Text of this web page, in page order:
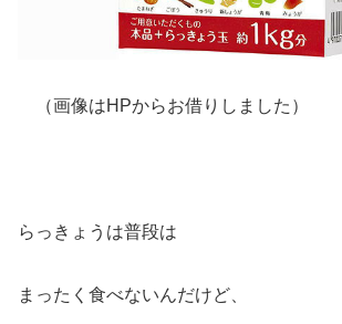
（画像はHPからお借りしました）
らっきょうは普段は
まったく食べないんだけど、